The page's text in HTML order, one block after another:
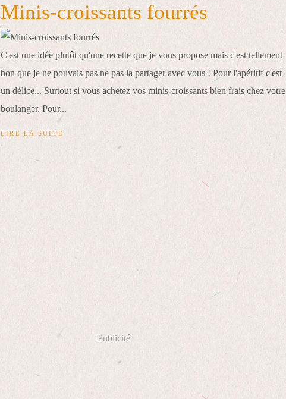
Minis-croissants fourrés
C'est une idée plutôt qu'une recette que je vous propose mais c'est tellement
bon que je ne pouvais pas ne pas la partager avec vous ! Pour l'apéritif c'est
un délice... Surtout si vous achetez vos minis-croissants bien frais chez votre
boulanger. Pour...
LIRE LA SUITE
Publicité